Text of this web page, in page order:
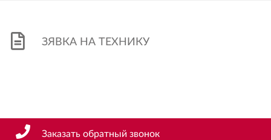
ЗЯВКА НА ТЕХНИКУ
Заказать обратный звонок